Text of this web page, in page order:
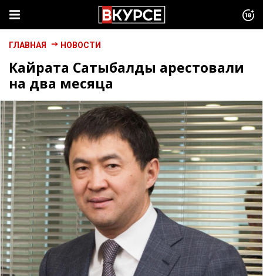
ГЛАВНАЯ НОВОСТИ
Кайрата Сатыбалды арестовали
на два месяца